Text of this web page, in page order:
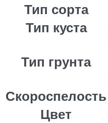
Тип сорта
Тип куста
Тип грунта
Скороспелость
Цвет